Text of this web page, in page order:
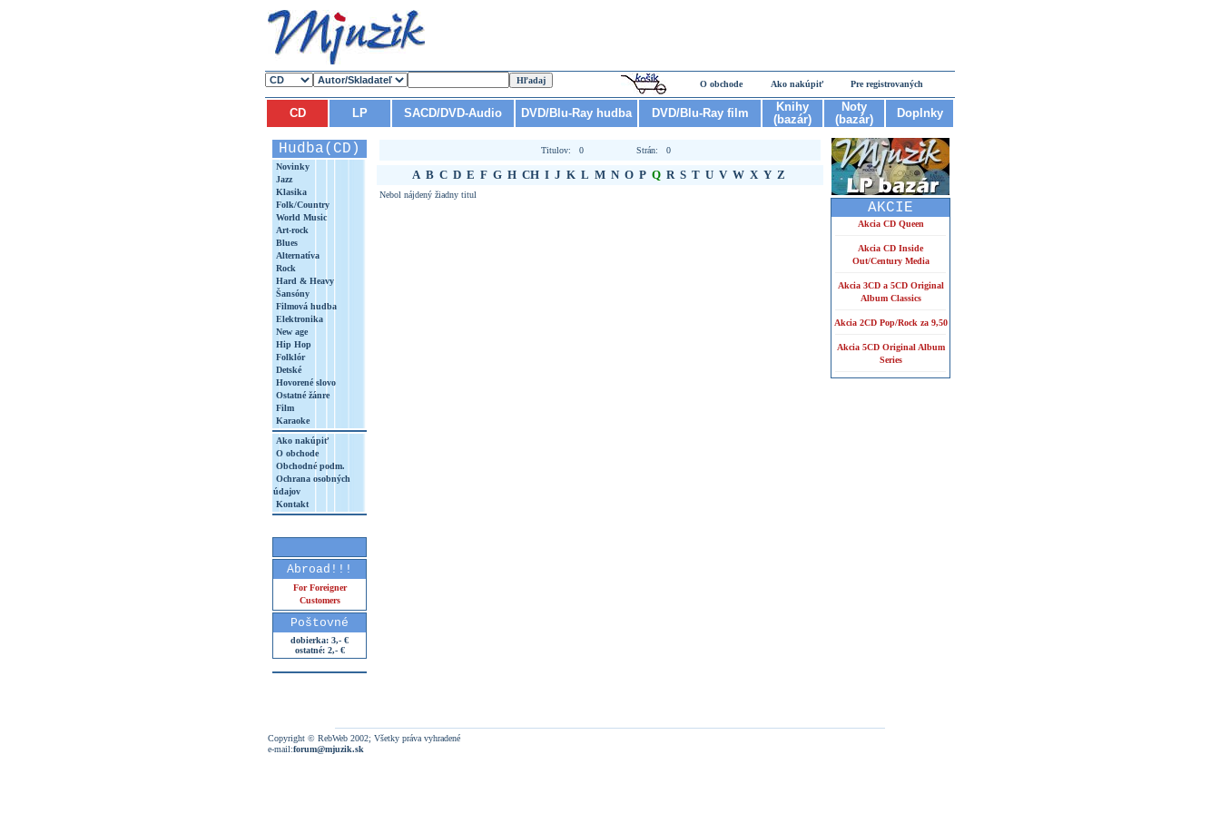
O obchode Ako nakúpiť Pre registrovaných
CD LP SACD/DVD-Audio DVD/Blu-Ray hudba DVD/Blu-Ray film
Knihy
(bazár)
Noty
(bazár)
Doplnky
Hudba(CD)
Novinky
Jazz
Klasika
Folk/Country
World Music
Art-rock
Blues
Alternatíva
Rock
Hard & Heavy
Šansóny
Filmová hudba
Elektronika
New age
Hip Hop
Folklór
Detské
Hovorené slovo
Ostatné žánre
Film
Karaoke
Ako nakúpiť
O obchode
Obchodné podm.
Ochrana osobných
údajov
Kontakt
Abroad!!!
For Foreigner
Customers
Poštovné
dobierka: 3,- €
ostatné: 2,- €
Titulov: 0 Strán: 0
A B C D E F G H CH I J K L M N O P Q R S T U V W X Y Z
Nebol nájdený žiadny titul
AKCIE
Akcia CD Queen
Akcia CD Inside
Out/Century Media
Akcia 3CD a 5CD Original
Album Classics
Akcia 2CD Pop/Rock za 9,50
Akcia 5CD Original Album
Series
Copyright © RebWeb 2002; Všetky práva vyhradené
e-mail:forum@mjuzik.sk